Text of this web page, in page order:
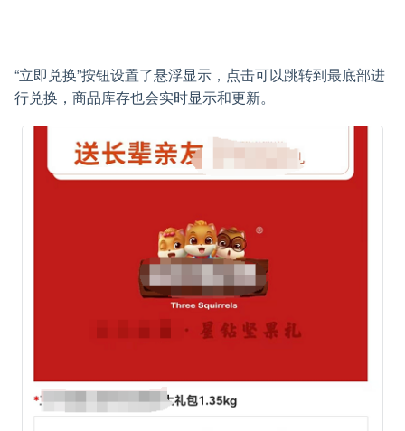
“立即兑换”按钮设置了悬浮显示，点击可以跳转到最底部进
行兑换，商品库存也会实时显示和更新。